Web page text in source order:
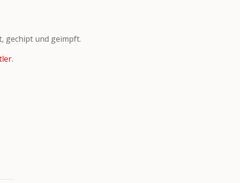
gechipt und geimpft.
.